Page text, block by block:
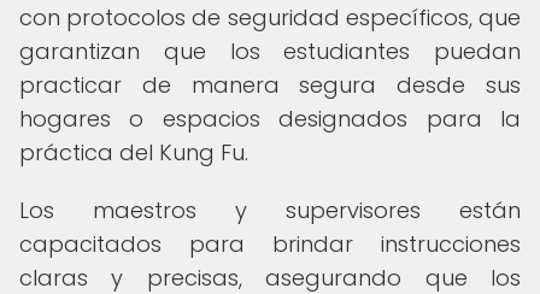
con protocolos de seguridad específicos, que
garantizan que los estudiantes puedan
practicar de manera segura desde sus
hogares o espacios designados para la
práctica del Kung Fu.
Los maestros y supervisores están
capacitados para brindar instrucciones
claras y precisas, asegurando que los